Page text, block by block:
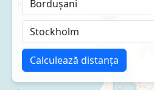
Calculează distanța